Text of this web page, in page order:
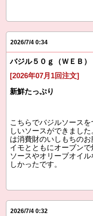
2026/7/4 0:34
バジル５０ｇ（ＷＥＢ）
[2026年07月1回注文]
新鮮たっぷり
こちらでバジルソース
しいソースができまし
は消費財のいしもちの
イモとともにオーブン
ソースやオリーブオイ
しかったです。
2026/7/4 0:32